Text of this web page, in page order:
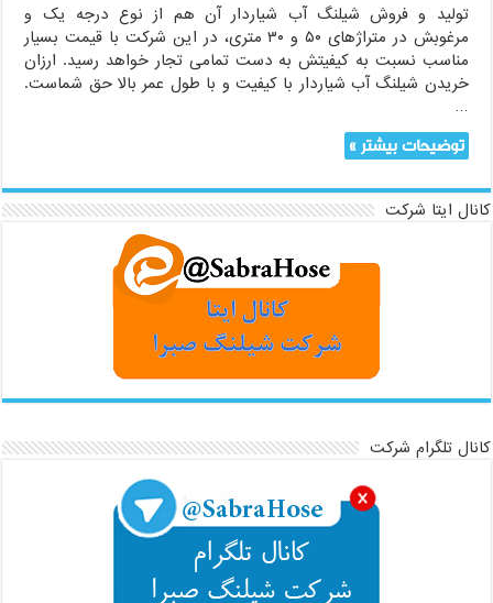
تولید و فروش شیلنگ آب شیاردار آن هم از نوع درجه یک و
مرغوبش در متراژهای ۵۰ و ۳۰ متری، در این شرکت با قیمت بسیار
مناسب نسبت به کیفیتش به دست تمامی تجار خواهد رسید. ارزان
خریدن شیلنگ آب شیاردار با کیفیت و با طول عمر بالا حق شماست.
…
توضیحات بیشتر »
کانال ایتا شرکت
کانال تلگرام شرکت